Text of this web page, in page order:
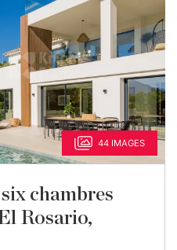
44 IMAGES
chambres
Rosario,